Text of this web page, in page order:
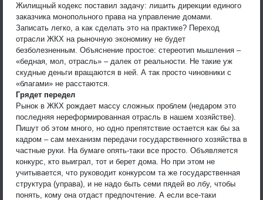
Жилищный кодекс поставил задачу: лишить дирекции единого
заказчика монопольного права на управление домами.
Записать легко, а как сделать это на практике? Переход
отрасли ЖКХ на рыночную экономику не будет
безболезненным. Объяснение простое: стереотип мышления –
«бедная, мол, отрасль» – далек от реальности. Не такие уж
скудные деньги вращаются в ней. А так просто чиновники с
«благами» не расстаются.
Грядет передел
Рынок в ЖКХ рождает массу сложных проблем (недаром это
последняя нереформированная отрасль в нашем хозяйстве).
Пишут об этом много, но одно препятствие остается как бы за
кадром – сам механизм передачи государственного хозяйства в
частные руки. На бумаге опять-таки все просто. Объявляется
конкурс, кто выиграл, тот и берет дома. Но при этом не
учитывается, что руководит конкурсом та же государственная
структура (управа), и не надо быть семи пядей во лбу, чтобы
понять, кому она отдаст предпочтение. А если все-таки